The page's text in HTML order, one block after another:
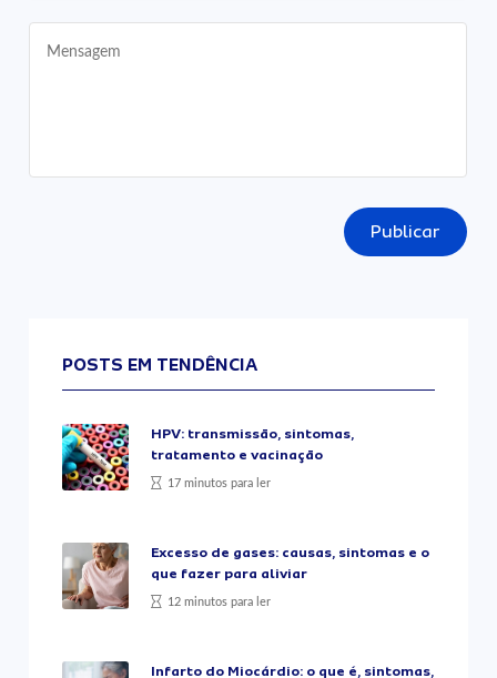
Publicar
POSTS EM TENDÊNCIA
HPV: transmissão, sintomas,
tratamento e vacinação
17 minutos para ler
Excesso de gases: causas, sintomas e o
que fazer para aliviar
12 minutos para ler
Infarto do Miocárdio: o que é, sintomas,